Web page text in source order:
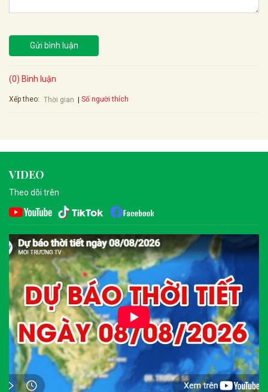
Gửi bình luận
(0) Bình luận
Xếp theo: Thời gian Số người thích
VIDEO
Theo dõi trên